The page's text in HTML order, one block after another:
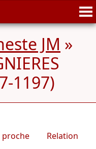
JM »
1197)
proche
Relation